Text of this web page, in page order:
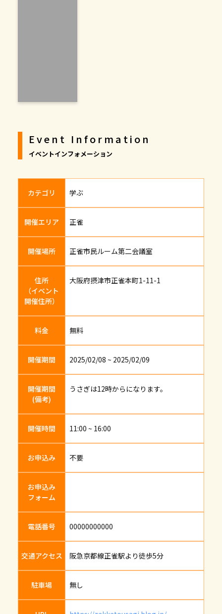
Event Information
イベントインフォメーション
カテゴリ 学ぶ
開催エリア 正雀
開催場所 正雀市民ルーム第二会議室
住所
（イベント
開催住所）
大阪府摂津市正雀本町1-11-1
料金 無料
開催期間 2025/02/08 ~ 2025/02/09
開催期間
(備考)
うさぎは12時からになります。
開催時間 11:00 ~ 16:00
お申込み 不要
お申込み
フォーム
電話番号 00000000000
交通アクセス 阪急京都線正雀駅より徒歩5分
駐車場 無し